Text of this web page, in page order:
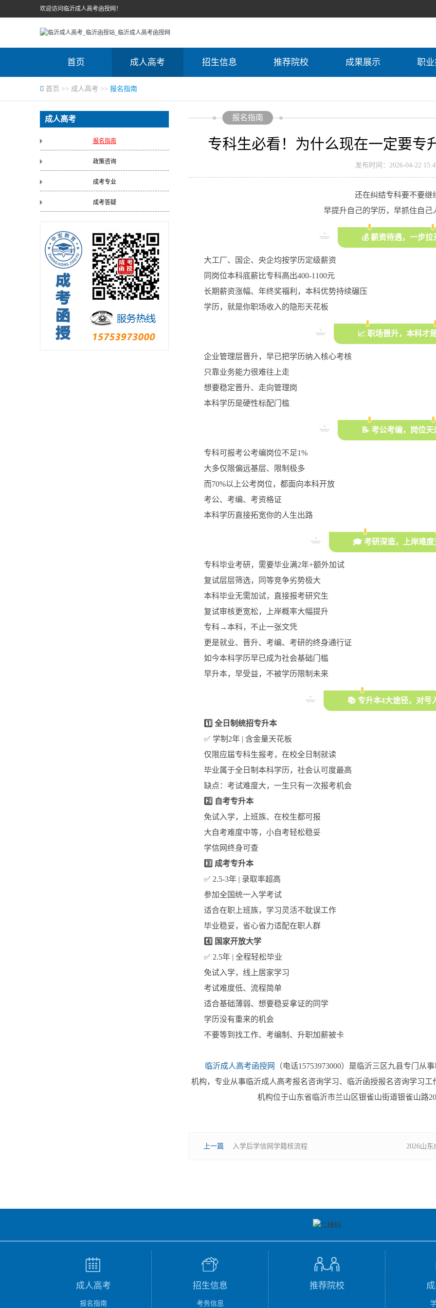
欢迎访问临沂成人高考函授网！
首页 成人高考 招生信息 推荐院校 成果展示 职
首页 >> 成人高考 >> 报名指南
成人高考
报名指南
政策咨询
成考专业
成考答疑
报名指南
专科生必看！为什么现在一定要专
发布时间：2026-04-22
还在纠结专科要不要继
早提升自己的学历，早抓住自己
💰 薪资待遇，一步拉
大工厂、国企、央企均按学历定级薪资
同岗位本科底薪比专科高出400-1100元
长期薪资涨幅、年终奖福利，本科优势持续碾压
学历，就是你职场收入的隐形天花板
📈 职场晋升，本科才
企业管理层晋升，早已把学历纳入核心考核
只靠业务能力很难往上走
想要稳定晋升、走向管理岗
本科学历是硬性标配门槛
📝 考公考编，岗位天
专科可报考公考编岗位不足1%
大多仅限偏远基层、限制极多
而70%以上公考岗位，都面向本科开放
考公、考编、考资格证
本科学历直接拓宽你的人生出路
🎓 考研深造，上岸难度
专科毕业考研，需要毕业满2年+额外加试
复试层层筛选，同等竞争劣势极大
本科毕业无需加试，直接报考研究生
复试审核更宽松，上岸概率大幅提升
专科→本科，不止一张文凭
更是就业、晋升、考编、考研的终身通行证
如今本科学历早已成为社会基础门槛
早升本，早受益，不被学历限制未来
📚 专升本4大途径，对号
1️⃣ 全日制统招专升本
✅ 学制2年 | 含金量天花板
仅限应届专科生报考，在校全日制就读
毕业属于全日制本科学历，社会认可度最高
缺点：考试难度大，一生只有一次报考机会
2️⃣
自考专升本
免试入学，上班族、在校生都可报
大自考难度中等，小自考轻松稳妥
学信网终身可查
3️⃣ 成考专升本
✅ 2.5-3年 | 录取率超高
参加全国统一入学考试
适合在职上班族，学习灵活不耽误工作
毕业稳妥，省心省力适配在职人群
4️⃣
国家开放大学
✅ 2.5年 | 全程轻松毕业
免试入学，线上居家学习
考试难度低、流程简单
适合基础薄弱、想要稳妥拿证的同学
学历没有重来的机会
不要等到找工作、考编制、升职加薪被卡
临沂成人高考函授网 （电话15753973000） 是临沂三区九县专门从
机构，专业从事临沂成人高考报名咨询学习、临沂函授报名咨询学习
机构位于山东省临沂市兰山区银雀山街道银雀山路
上一篇 入学后学信网学籍核流程 2026山
成人高考
报名指南
招生信息
考务信息
推荐院校